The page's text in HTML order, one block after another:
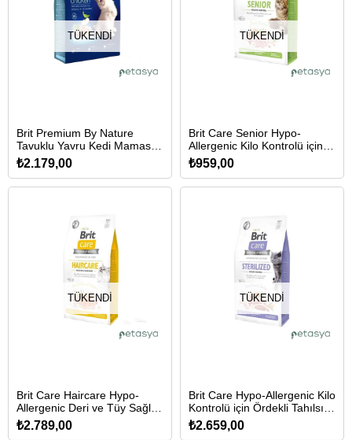
TÜKENDI
Brit Premium By Nature
Tavuklu Yavru Kedi Maması 8
Kg
₺2.179,00
TÜKENDI
Brit Care Senior Hypo-
Allergenic Kilo Kontrolü için
Tahılsız Yaşlı Kedi Maması 2
Kg
₺959,00
TÜKENDI
Brit Care Haircare Hypo-
Allergenic Deri ve Tüy Sağlığı
için Tahılsız Yetişkin Kedi
Maması 7 Kg
₺2.789,00
TÜKENDI
Brit Care Hypo-Allergenic Kilo
Kontrolü için Ördekli Tahılsız
Kısırlaştırılmış Kedi Maması
7 Kg
₺2.659,00